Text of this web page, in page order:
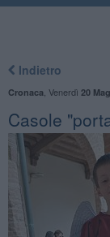
Indietro
Cronaca Venerdì 20
Casole